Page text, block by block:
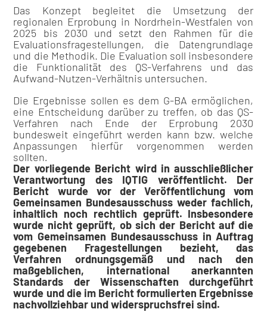
Das Konzept begleitet die Umsetzung der
regionalen Erprobung in Nordrhein-Westfalen von
2025 bis 2030 und setzt den Rahmen für die
Evaluationsfragestellungen, die Datengrundlage
und die Methodik. Die Evaluation soll insbesondere
die Funktionalität des QS-Verfahrens und das
Aufwand-Nutzen-Verhältnis untersuchen.
Die Ergebnisse sollen es dem G-BA ermöglichen,
eine Entscheidung darüber zu treffen, ob das QS-
Verfahren nach Ende der Erprobung 2030
bundesweit eingeführt werden kann bzw. welche
Anpassungen hierfür vorgenommen werden
sollten.
Der vorliegende Bericht wird in ausschließlicher
Verantwortung des IQTIG veröffentlicht. Der
Bericht wurde vor der Veröffentlichung vom
Gemeinsamen Bundesausschuss weder fachlich,
inhaltlich noch rechtlich geprüft. Insbesondere
wurde nicht geprüft, ob sich der Bericht auf die
vom Gemeinsamen Bundesausschuss in Auftrag
gegebenen Fragestellungen bezieht, das
Verfahren ordnungsgemäß und nach den
maßgeblichen, international anerkannten
Standards der Wissenschaften durchgeführt
wurde und die im Bericht formulierten Ergebnisse
nachvollziehbar und widerspruchsfrei sind.